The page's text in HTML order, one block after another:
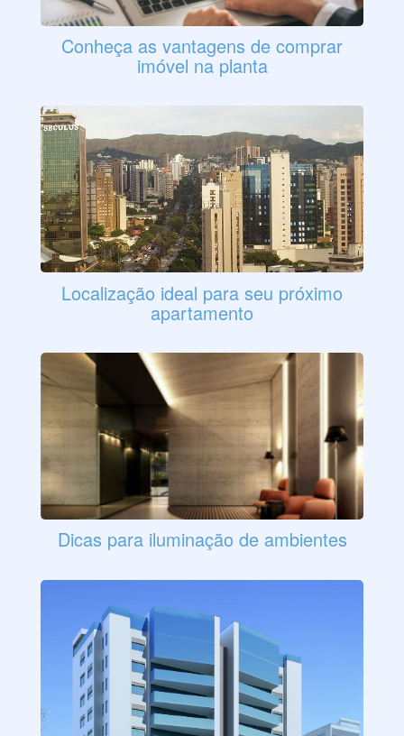
Conheça as vantagens de comprar
imóvel na planta
Localização ideal para seu próximo
apartamento
Dicas para iluminação de ambientes